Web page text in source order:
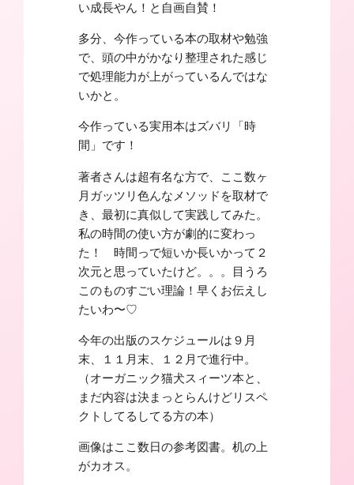
い成長やん！と自画自賛！
多分、今作っている本の取材や勉強
で、頭の中がかなり整理された感じ
で処理能力が上がっているんではな
いかと。
今作っている実用本はズバリ「時
間」です！
著者さんは超有名な方で、ここ数ヶ
月ガッツリ色んなメソッドを取材で
き、最初に真似して実践してみた。
私の時間の使い方が劇的に変わっ
た！ 時間っで短いか長いかって２
次元と思っていたけど。。。目うろ
このものすごい理論！早くお伝えし
たいわ〜♡
今年の出版のスケジュールは９月
末、１１月末、１２月で進行中。
（オーガニック猫犬スィーツ本と、
まだ内容は決まっとらんけどリスペ
クトしてるしてる方の本）
画像はここ数日の参考図書。机の上
がカオス。